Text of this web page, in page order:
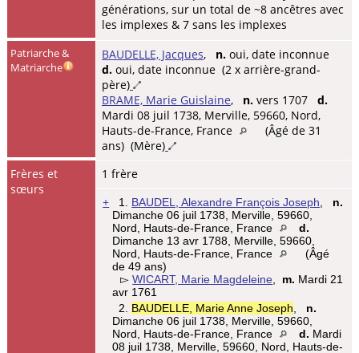
générations, sur un total de ~8 ancêtres avec
les implexes & 7 sans les implexes
Patriarche &
Matriarche
BAUDELLE, Jacques, n. oui, date inconnue
d. oui, date inconnue (2 x arrière-grand-
père)
BRAME, Marie Guislaine, n. vers 1707 d.
Mardi 08 juil 1738, Merville, 59660, Nord,
Hauts-de-France, France
(Âgé de 31
ans) (Mère)
Frères et
sœurs
1 frère
+
1. BAUDEL, Alexandre François Joseph
n.
Dimanche 06 juil 1738, Merville, 59660,
Nord, Hauts-de-France, France
d.
Dimanche 13 avr 1788, Merville, 59660,
Nord, Hauts-de-France, France
(Âgé
de 49 ans)
▻WICART, Marie Magdeleine m. Mardi 21
avr 1761
2. BAUDELLE, Marie Anne Joseph
n.
Dimanche 06 juil 1738, Merville, 59660,
Nord, Hauts-de-France, France
d. Mardi
08 juil 1738, Merville, 59660, Nord, Hauts-de-